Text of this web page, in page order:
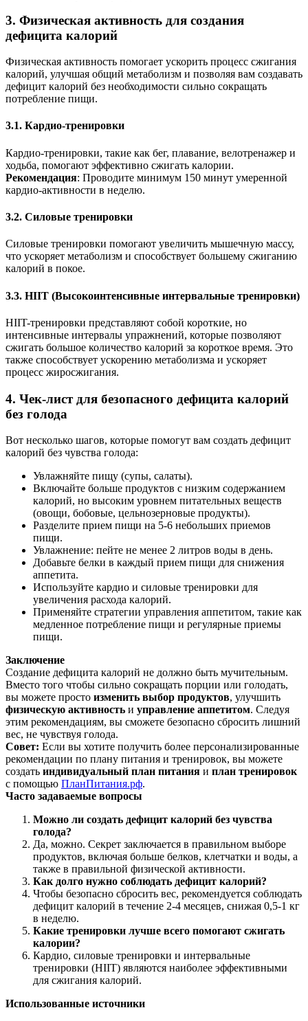
3. Физическая активность для создания
дефицита калорий
Физическая активность помогает ускорить процесс сжигания
калорий, улучшая общий метаболизм и позволяя вам создавать
дефицит калорий без необходимости сильно сокращать
потребление пищи.
3.1. Кардио-тренировки
Кардио-тренировки, такие как бег, плавание, велотренажер и
ходьба, помогают эффективно сжигать калории.
Рекомендация: Проводите минимум 150 минут умеренной
кардио-активности в неделю.
3.2. Силовые тренировки
Силовые тренировки помогают увеличить мышечную массу,
что ускоряет метаболизм и способствует большему сжиганию
калорий в покое.
3.3. HIIT (Высокоинтенсивные интервальные тренировки)
HIIT-тренировки представляют собой короткие, но
интенсивные интервалы упражнений, которые позволяют
сжигать большое количество калорий за короткое время. Это
также способствует ускорению метаболизма и ускоряет
процесс жиросжигания.
4. Чек-лист для безопасного дефицита калорий
без голода
Вот несколько шагов, которые помогут вам создать дефицит
калорий без чувства голода:
Увлажняйте пищу (супы, салаты).
Включайте больше продуктов с низким содержанием
калорий, но высоким уровнем питательных веществ
(овощи, бобовые, цельнозерновые продукты).
Разделите прием пищи на 5-6 небольших приемов
пищи.
Увлажнение: пейте не менее 2 литров воды в день.
Добавьте белки в каждый прием пищи для снижения
аппетита.
Используйте кардио и силовые тренировки для
увеличения расхода калорий.
Применяйте стратегии управления аппетитом, такие как
медленное потребление пищи и регулярные приемы
пищи.
Заключение
Создание дефицита калорий не должно быть мучительным.
Вместо того чтобы сильно сокращать порции или голодать,
вы можете просто изменить выбор продуктов, улучшить
физическую активность и управление аппетитом. Следуя
этим рекомендациям, вы сможете безопасно сбросить лишний
вес, не чувствуя голода.
Совет: Если вы хотите получить более персонализированные
рекомендации по плану питания и тренировок, вы можете
создать индивидуальный план питания и план тренировок
с помощью ПланПитания.рф.
Часто задаваемые вопросы
Можно ли создать дефицит калорий без чувства
голода?
Да, можно. Секрет заключается в правильном выборе
продуктов, включая больше белков, клетчатки и воды, а
также в правильной физической активности.
Как долго нужно соблюдать дефицит калорий?
Чтобы безопасно сбросить вес, рекомендуется соблюдать
дефицит калорий в течение 2-4 месяцев, снижая 0,5-1 кг
в неделю.
Какие тренировки лучше всего помогают сжигать
калории?
Кардио, силовые тренировки и интервальные
тренировки (HIIT) являются наиболее эффективными
для сжигания калорий.
Использованные источники